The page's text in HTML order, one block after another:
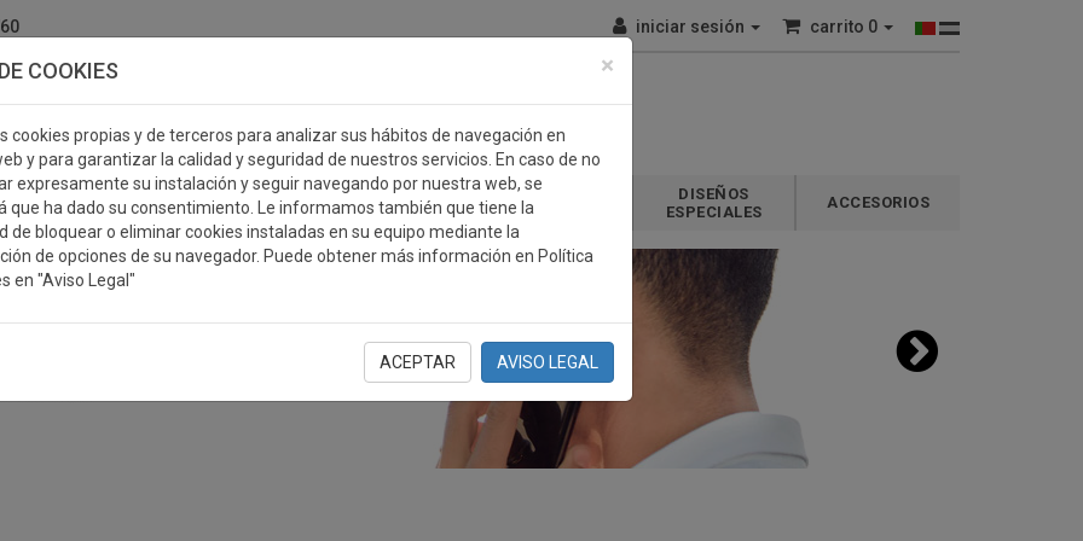
×
COOKIES
cookies propias y de terceros para analizar sus hábitos de navegación en
y para garantizar la calidad y seguridad de nuestros servicios. En caso de no
expresamente su instalación y seguir navegando por nuestra web, se
que ha dado su consentimiento. Le informamos también que tiene la
de bloquear o eliminar cookies instaladas en su equipo mediante la
de opciones de su navegador. Puede obtener más información en Política
en "Aviso Legal"
ACEPTAR AVISO LEGAL
iniciar sesión carrito 0
MEDALLAS PLACAS REGALOS
DISEÑOS
ESPECIALES
ACCESORIOS